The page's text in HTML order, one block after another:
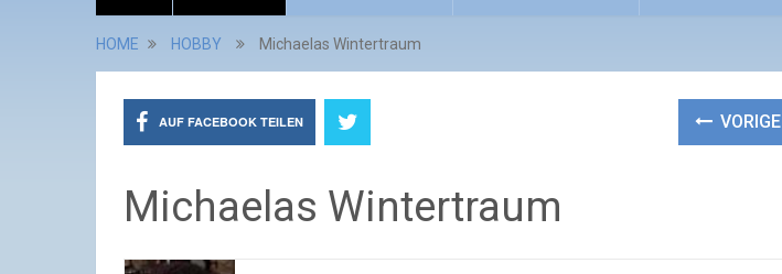
HOME HOBBY Michaelas Wintertraum
AUF FACEBOOK TEILEN VORIGE
Michaelas Wintertraum